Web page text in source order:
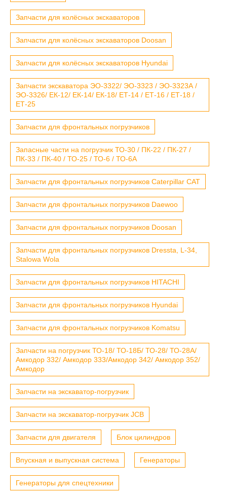
Запчасти для колёсных экскаваторов
Запчасти для колёсных экскаваторов Doosan
Запчасти для колёсных экскаваторов Hyundai
Запчасти экскаватора ЭО-3322/ ЭО-3323 / ЭО-3323А /
ЭО-3326/ ЕК-12/ ЕК-14/ ЕК-18/ ЕТ-14 / ЕТ-16 / ЕТ-18 /
ЕТ-25
Запчасти для фронтальных погрузчиков
Запасные части на погрузчик ТО-30 / ПК-22 / ПК-27 /
ПК-33 / ПК-40 / ТО-25 / ТО-6 / ТО-6А
Запчасти для фронтальных погрузчиков Caterpillar CAT
Запчасти для фронтальных погрузчиков Daewoo
Запчасти для фронтальных погрузчиков Doosan
Запчасти для фронтальных погрузчиков Dressta, L-34,
Stalowa Wola
Запчасти для фронтальных погрузчиков HITACHI
Запчасти для фронтальных погрузчиков Hyundai
Запчасти для фронтальных погрузчиков Komatsu
Запчасти на погрузчик ТО-18/ ТО-18Б/ ТО-28/ ТО-28А/
Амкодор 332/ Амкодор 333/Амкодор 342/ Амкодор 352/
Амкодор
Запчасти на экскаватор-погрузчик
Запчасти на экскаватор-погрузчик JCB
Запчасти для двигателя Блок цилиндров
Впускная и выпускная система Генераторы
Генераторы для спецтехники